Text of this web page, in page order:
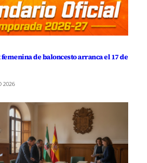
de baloncesto arranca el 17 de
2026